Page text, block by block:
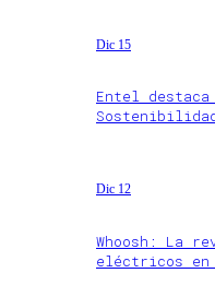
Dic 15
Entel
Dic 12
Whoosh: La
eléctricos en